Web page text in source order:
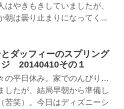
はやきもきしていましたが、
朝は曇り止まりになってく...
とダッフィーのスプリング
ジ 20140410その１
の平日休み。家でのんびり…
したが、結局早朝から準備し
苦笑）。今日はディズニーシ